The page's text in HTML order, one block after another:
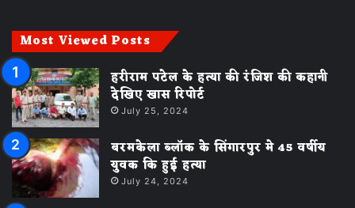
Most Viewed Posts
हरीराम पटेल के हत्या की रंजिश की कहानी
देखिए खास रिपोर्ट
July 25, 2024
बरमकेला ब्लॉक के सिंगारपुर मे 45 वर्षीय
युवक कि हुई हत्या
July 24, 2024